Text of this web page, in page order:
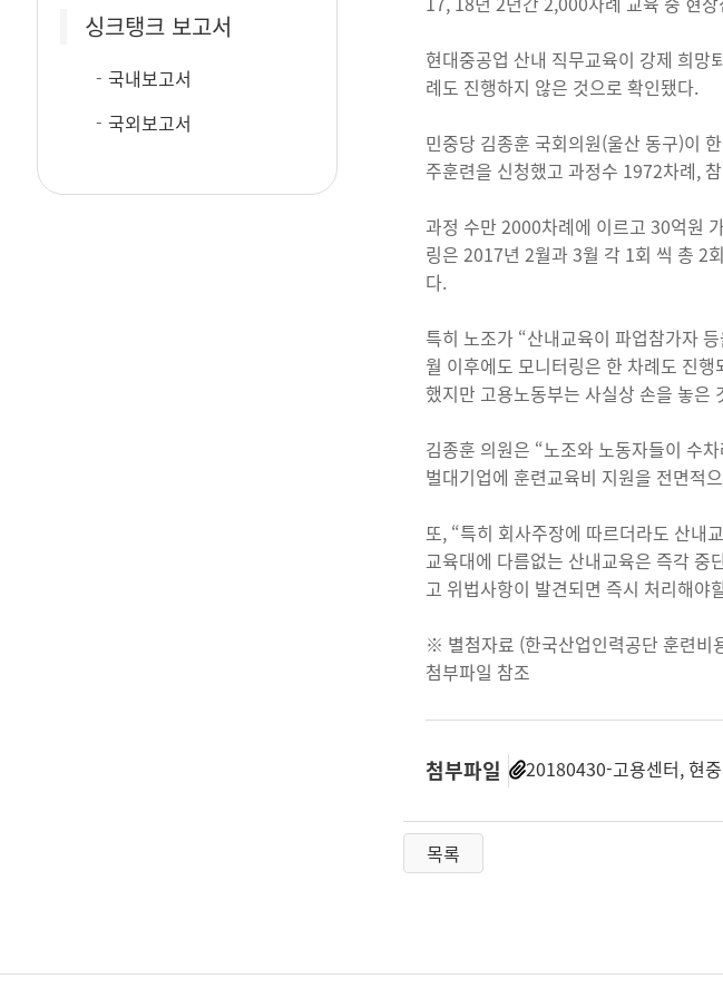
싱크탱크 보고서
국내보고서
국외보고서
현대중공업 산내 직무교육이 강제 희망
례도 진행하지 않은 것으로 확인됐다.
민중당 김종훈 국회의원(울산 동구)이
주훈련을 신청했고 과정수 1972차례,
과정 수만 2000차례에 이르고 30억원
링은 2017년 2월과 3월 각 1회 씩 총 2
다.
특히 노조가 “산내교육이 파업참가자
월 이후에도 모니터링은 한 차례도 진
했지만 고용노동부는 사실상 손을 놓은
김종훈 의원은 “노조와 노동자들이 수
벌대기업에 훈련교육비 지원을 전면적
또, “특히 회사주장에 따르더라도 산내
교육대에 다름없는 산내교육은 즉각 중
고 위법사항이 발견되면 즉시 처리해야
※ 별첨자료 (한국산업인력공단 훈련비
첨부파일 참조
첨부파일 20180430-고용센터, 현
목록